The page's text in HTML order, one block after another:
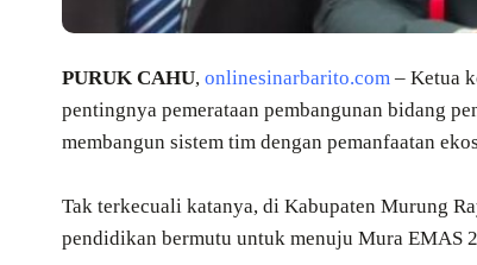
PURUK CAHU, onlinesinarbarito.com – Ketua
pentingnya pemerataan pembangunan bidang
membangun sistem tim dengan pemanfaatan
Tak terkecuali katanya, di Kabupaten Murung
pendidikan bermutu untuk menuju Mura EMAS